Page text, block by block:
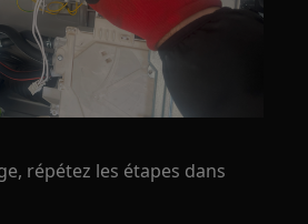
répétez les étapes dans